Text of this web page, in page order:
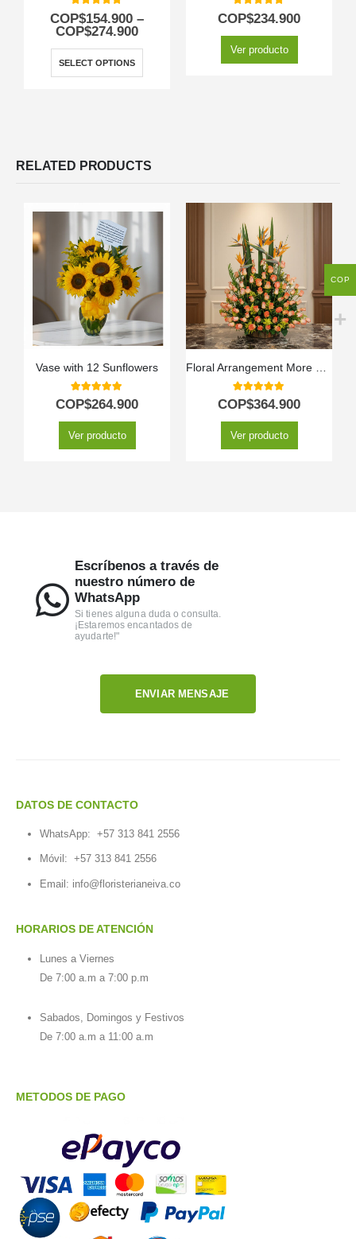
5.00out of 5
COP$154.900 –
COP$274.900
SELECT OPTIONS
5.00out of 5
COP$234.900
Ver producto
RELATED PRODUCTS
Vase with 12 Sunflowers
5.00out of 5
COP$264.900
Ver producto
Floral Arrangement More Roses
5.00out of 5
COP$364.900
Ver producto
Escríbenos a través de
nuestro número de
WhatsApp
Si tienes alguna duda o consulta.
¡Estaremos encantados de
ayudarte!"
ENVIAR MENSAJE
DATOS DE CONTACTO
WhatsApp: +57 313 841 2556
Móvil: +57 313 841 2556
Email: info@floristerianeiva.co
HORARIOS DE ATENCIÓN
Lunes a Viernes
De 7:00 a.m a 7:00 p.m
Sabados, Domingos y Festivos
De 7:00 a.m a 11:00 a.m
METODOS DE PAGO
COP